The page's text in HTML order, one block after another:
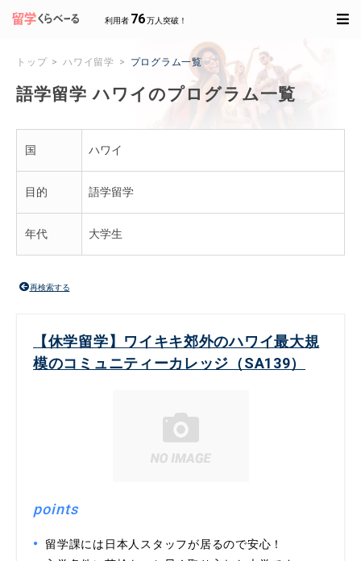
利用者 76万人突破！
トップ ハワイ留学 プログラム一覧
語学留学 ハワイのプログラム一覧
国 ハワイ
目的 語学留学
年代 大学生
再検索する
【休学留学】ワイキキ郊外のハワイ最大規
模のコミュニティーカレッジ（SA139）
points
留学課には日本人スタッフが居るので安心！